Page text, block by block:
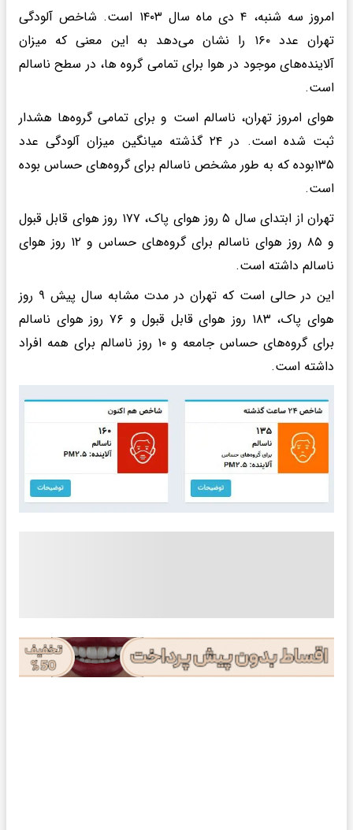
امروز سه شنبه، ۴ دی ماه سال ۱۴۰۳ است. شاخص آلودگی
تهران عدد ۱۶۰ را نشان می‌دهد به این معنی که میزان
آلاینده‌های موجود در هوا برای تمامی گروه ها، در سطح ناسالم
است.
هوای امروز تهران، ناسالم است و برای تمامی گروه‌ها هشدار
ثبت شده است. در ۲۴ گذشته میانگین میزان آلودگی عدد
۱۳۵بوده که به طور مشخص ناسالم برای گروه‌های حساس بوده
است.
تهران از ابتدای سال ۵ روز هوای پاک، ۱۷۷ روز هوای قابل قبول
و ۸۵ روز هوای ناسالم برای گروه‌های حساس و ۱۲ روز هوای
ناسالم داشته است.
این در حالی است که تهران در مدت مشابه سال پیش ۹ روز
هوای پاک، ۱۸۳ روز هوای قابل قبول و ۷۶ روز هوای ناسالم
برای گروه‌های حساس جامعه و ۱۰ روز ناسالم برای همه افراد
داشته است.